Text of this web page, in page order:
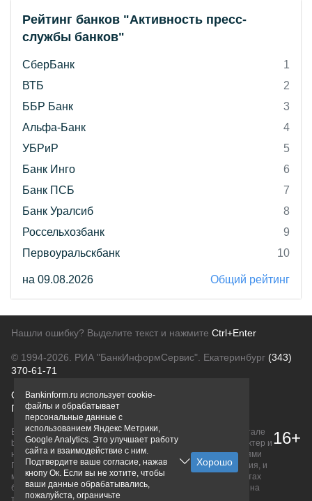
Рейтинг банков "Активность пресс-
службы банков"
СберБанк
1
ВТБ
2
ББР Банк
3
Альфа-Банк
4
УБРиР
5
Банк Инго
6
Банк ПСБ
7
Банк Уралсиб
8
Россельхозбанк
9
Первоуральскбанк
10
на 09.08.2026 Общий рейтинг
Нашли ошибку? Выделите текст и нажмите Ctrl+Enter
© 1994-2026. РИА "БанкИнформСервис". Екатеринбург (343)
370-61-71
О проектеПолитика конфиденциальности
Правовая информацияДля рекламодателей
Вся информация о продуктах банков, размещенная на портале
bankinform.ru, носит исключительно ознакомительный характер и
не является публичной офертой, определяемой положениями
ГК РФ. Информация не содержит точного и полного описания, и
может быть изменена. Конечные условия уточняйте на сайтах
банков или при личном обращении. Исключительное право на
товарные знаки принадлежит их правообладателям.
16+
Bankinform.ru использует cookie-
файлы и обрабатывает
персональные данные с
использованием Яндекс Метрики,
Google Analytics. Это улучшает работу
сайта и взаимодействие с ним.
Подтвердите ваше согласие, нажав
кнопу Ок. Если вы не хотите, чтобы
ваши данные обрабатывались,
пожалуйста, ограничьте